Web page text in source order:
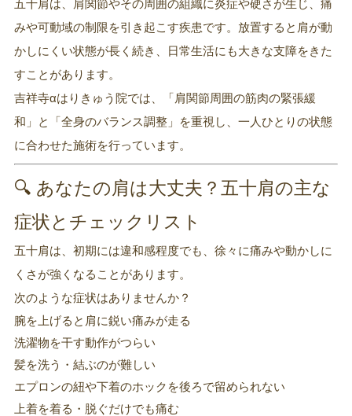
五十肩は、肩関節やその周囲の組織に炎症や硬さが生じ、痛
みや可動域の制限を引き起こす疾患です。放置すると肩が動
かしにくい状態が長く続き、日常生活にも大きな支障をきた
すことがあります。
吉祥寺αはりきゅう院では、「肩関節周囲の筋肉の緊張緩
和」と「全身のバランス調整」を重視し、一人ひとりの状態
に合わせた施術を行っています。
🔍 あなたの肩は大丈夫？五十肩の主な
症状とチェックリスト
五十肩は、初期には違和感程度でも、徐々に痛みや動かしに
くさが強くなることがあります。
次のような症状はありませんか？
腕を上げると肩に鋭い痛みが走る
洗濯物を干す動作がつらい
髪を洗う・結ぶのが難しい
エプロンの紐や下着のホックを後ろで留められない
上着を着る・脱ぐだけでも痛む